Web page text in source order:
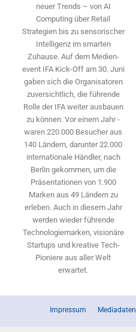
neuer Trends – von AI
Computing über Retail
Strategien bis zu sensorischer
Intelligenz im smarten
Zuhause. Auf dem Medien­
event IFA Kick-Off am 30. Juni
gaben sich die Organisatoren
zuversichtlich, die führende
Rolle der IFA weiter ausbauen
zu können. Vor einem Jahr ­
waren 220.000 Besucher aus
140 ­Ländern, ­darunter 22.000
internationale Händler, nach
Berlin gekommen, um die
Präsen­tationen von 1.900
Marken aus 49 Ländern zu
erleben. Auch in diesem Jahr
werden wieder führende
Technologiemarken, visionäre
Startups und ­kreative Tech-
Pioniere aus aller Welt
erwartet.
Impressum Mediadaten